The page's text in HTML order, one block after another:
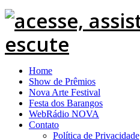
Home
Show de Prêmios
Nova Arte Festival
Festa dos Barangos
WebRádio NOVA
Contato
Política de Privacidade